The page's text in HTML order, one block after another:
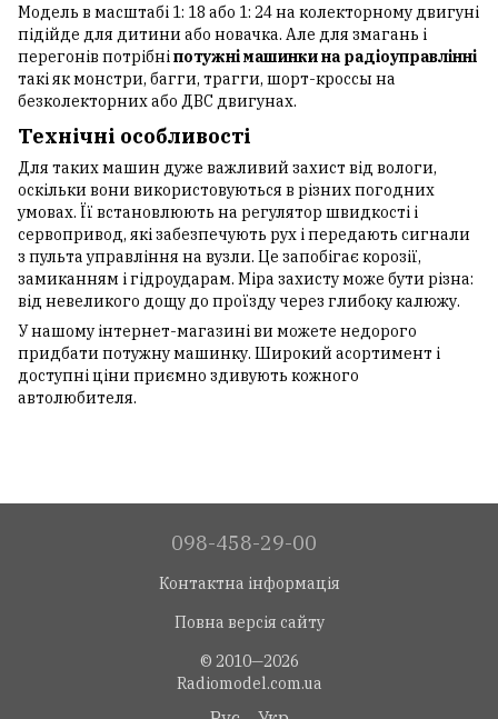
Модель в масштабі 1: 18 або 1: 24 на колекторному двигуні
підійде для дитини або новачка. Але для змагань і
перегонів потрібні потужні машинки на радіоуправлінні
такі якмонстри, багги, трагги, шорт-кроссы на
безколекторних або ДВС двигунах.
Технічні особливості
Для таких машин дуже важливий захист від вологи,
оскільки вони використовуються в різних погодних
умовах. Її встановлюють на регулятор швидкості і
сервопривод, які забезпечують рух і передають сигнали
з пульта управління на вузли. Це запобігає корозії,
замиканням і гідроударам. Міра захисту може бути різна:
від невеликого дощу до проїзду через глибоку калюжу.
У нашому інтернет-магазині ви можете недорого
придбати потужну машинку. Широкий асортимент і
доступні ціни приємно здивують кожного
автолюбителя.
098-458-29-00
Контактна інформація
Повна версія сайту
© 2010—2026
Radiomodel.com.ua